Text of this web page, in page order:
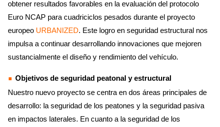
obtener resultados favorables en la evaluación del protocolo
Euro NCAP para cuadriciclos pesados durante el proyecto
europeo URBANIZED. Este logro en seguridad estructural nos
impulsa a continuar desarrollando innovaciones que mejoren
sustancialmente el diseño y rendimiento del vehículo.
Objetivos de seguridad peatonal y estructural
Nuestro nuevo proyecto se centra en dos áreas principales de
desarrollo: la seguridad de los peatones y la seguridad pasiva
en impactos laterales. En cuanto a la seguridad de los